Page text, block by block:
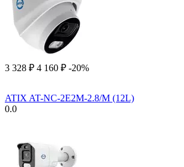
3 328 ₽ 4 160 ₽ -20%
ATIX AT-NC-2E2M-2.8/M (12L)
0.0